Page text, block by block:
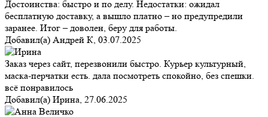
Достоинства: быстро и по делу. Недостатки: ожидал
бесплатную доставку, а вышло платно – но предупредили
заранее. Итог – доволен, беру для работы.
Добавил(а) Андрей К, 03.07.2025
Заказ через сайт, перезвонили быстро. Курьер культурный,
маска-перчатки есть. дала посмотреть спокойно, без спешки.
всё понравилось
Добавил(а) Ирина, 27.06.2025